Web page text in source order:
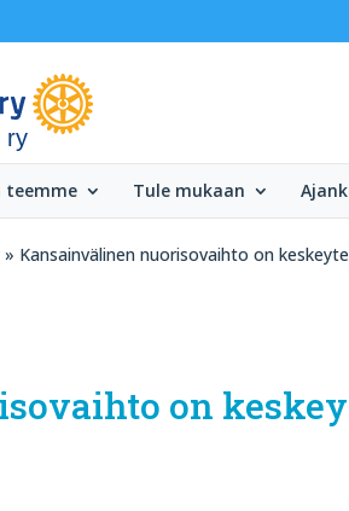
ry
teemme Tule mukaan
» Kansainvälinen nuorisovaihto on
on